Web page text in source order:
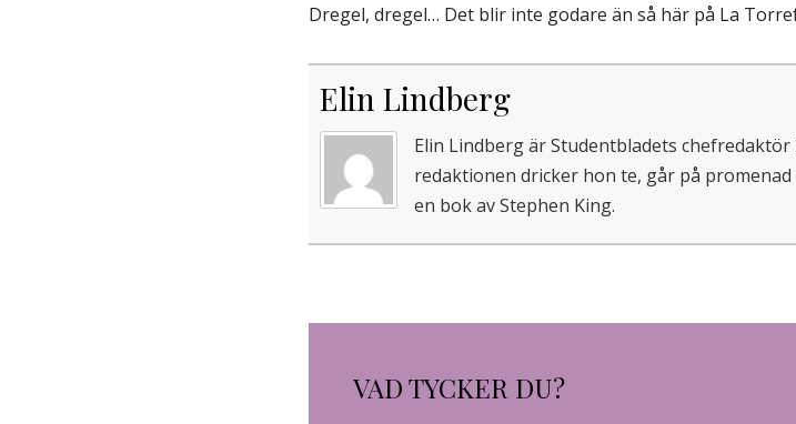
Dregel, dregel… Det blir inte godare än så här på La
Elin Lindberg
Elin Lindberg är Studentbladets
redaktionen dricker hon te, går på
en bok av Stephen King.
VAD TYCKER DU?